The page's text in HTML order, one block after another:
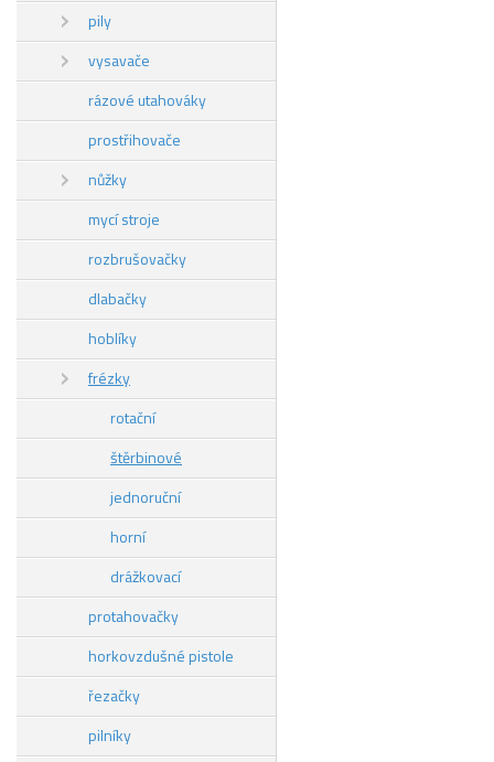
pily
vysavače
rázové utahováky
prostřihovače
nůžky
mycí stroje
rozbrušovačky
dlabačky
hoblíky
frézky
rotační
štěrbinové
jednoruční
horní
drážkovací
protahovačky
horkovzdušné pistole
řezačky
pilníky